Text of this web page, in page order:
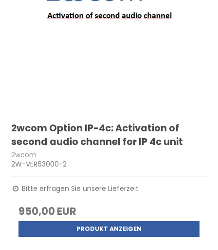
2wcom Option IP-4c: Activation of
second audio channel for IP 4c unit
2wcom
2W-VER63000-2
Bitte erfragen Sie unsere Lieferzeit
950,00 EUR
PRODUKT ANZEIGEN